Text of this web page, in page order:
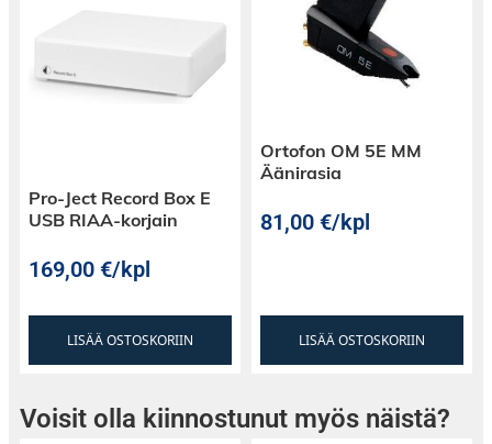
Pro-Ject Record Box E
USB RIAA-korjain
169,00€/kpl
LISÄÄ OSTOSKORIIN
Ortofon OM 5E MM
Äänirasia
81,00€/kpl
LISÄÄ OSTOSKORIIN
Voisit olla kiinnostunut myös näistä?